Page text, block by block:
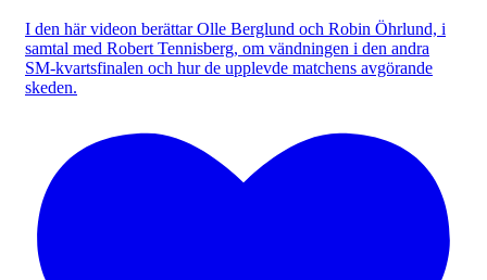
I den här videon berättar Olle Berglund och Robin Öhrlund, i
samtal med Robert Tennisberg, om vändningen i den andra
SM-kvartsfinalen och hur de upplevde matchens avgörande
skeden.